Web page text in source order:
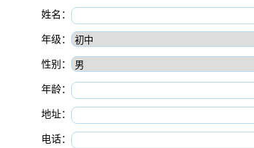
姓名：
年级：
性别：
年龄：
地址：
电话：